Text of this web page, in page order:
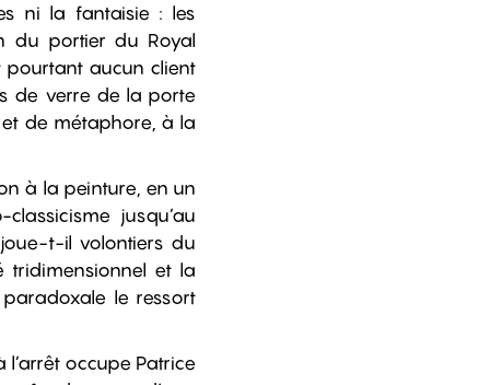
ni la fantaisie : les
du portier du Royal
pourtant aucun client
de verre de la porte
de métaphore, à la
à la peinture, en un
jusqu’au
joue-t-il volontiers du
tridimensionnel et la
le ressort
occupe Patrice